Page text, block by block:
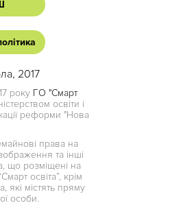
2017
року ГО "Смарт
освіти і
реформи "Нова
права на
та інші
що розміщені на
освіта”, крім
які містять пряму
особи.